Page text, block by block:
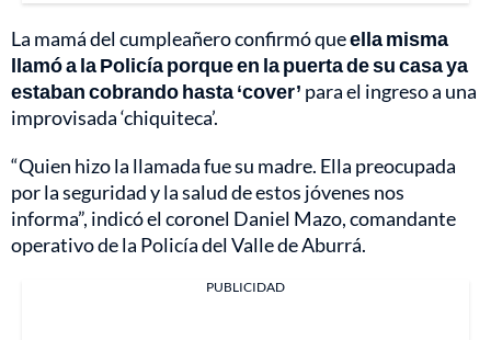
La mamá del cumpleañero confirmó queella misma
llamó a la Policía porque en la puerta de su casa ya
estaban cobrando hasta ‘cover’ para el ingreso a una
improvisada ‘chiquiteca’.
“Quien hizo la llamada fue su madre. Ella preocupada
por la seguridad y la salud de estos jóvenes nos
informa”, indicó el coronel Daniel Mazo, comandante
operativo de la Policía del Valle de Aburrá.
PUBLICIDAD